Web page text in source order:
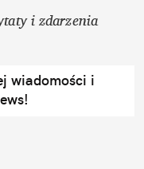
i zdarzenia
wiadomości i